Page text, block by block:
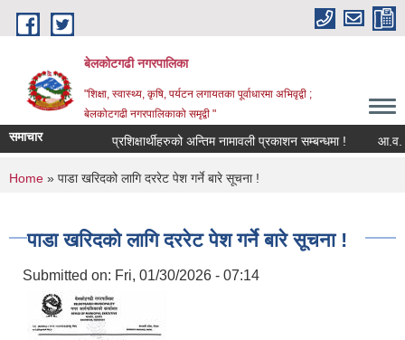
Skip to main content
बेलकोटगढी नगरपालिका
"शिक्षा, स्वास्थ्य, कृषि, पर्यटन लगायतका पूर्वाधारमा अभिवृद्वी ;
बेलकोटगढी नगरपालिकाको समृद्वी "
समाचार प्रशिक्षार्थीहरुको अन्तिम नामावली प्रकाशन सम्बन्धमा ! आ.व.
You are here
Home » पाडा खरिदको लागि दररेट पेश गर्ने बारे सूचना !
पाडा खरिदको लागि दररेट पेश गर्ने बारे सूचना !
Submitted on: Fri, 01/30/2026 - 07:14